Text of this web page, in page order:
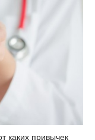
каких привычек